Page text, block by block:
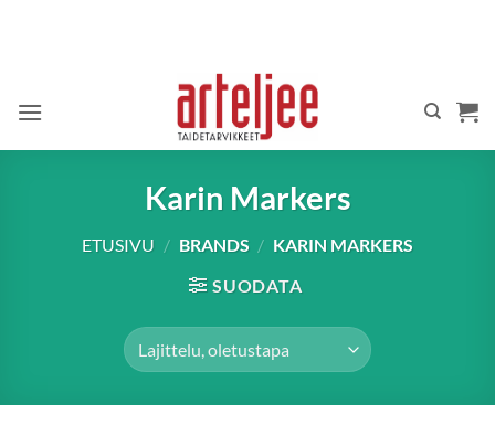
Karin Markers
ETUSIVU / BRANDS / KARIN MARKERS
SUODATA